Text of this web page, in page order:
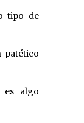
tipo de
patético
es algo